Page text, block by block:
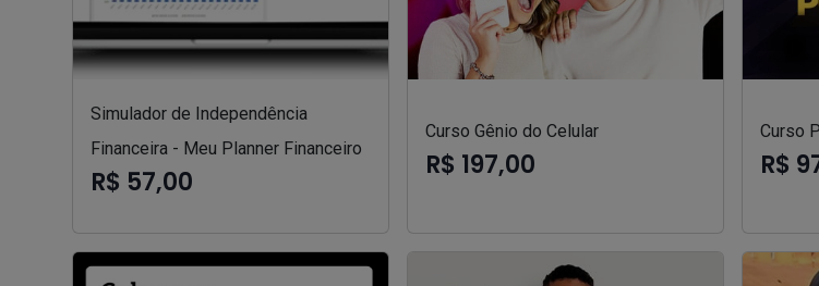
Simulador de Independência
Financeira - Meu Planner Financeiro
R$ 57,00
Curso Gênio do Celular
R$ 197,00
Curso
R$